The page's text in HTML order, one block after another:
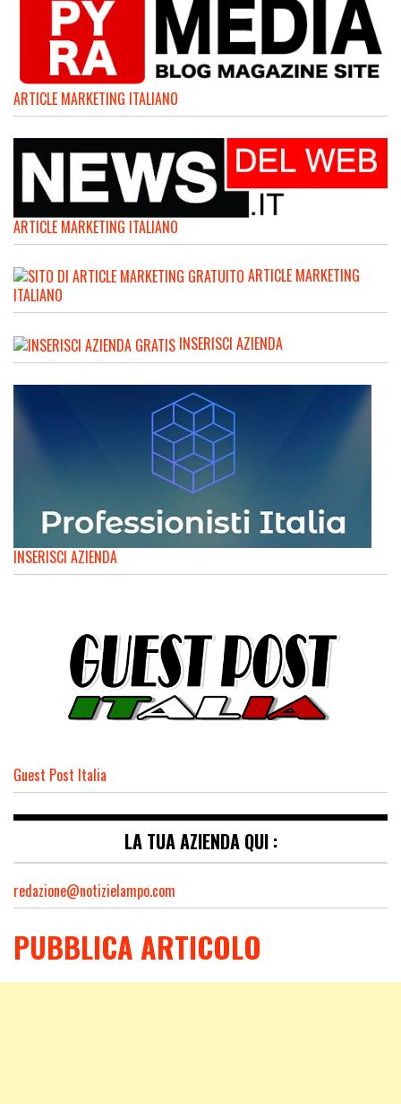
ARTICLE MARKETING ITALIANO
ARTICLE MARKETING ITALIANO
ARTICLE MARKETING
ITALIANO
INSERISCI AZIENDA
INSERISCI AZIENDA
Guest Post Italia
LA TUA AZIENDA QUI :
redazione@notizielampo.com
PUBBLICA ARTICOLO